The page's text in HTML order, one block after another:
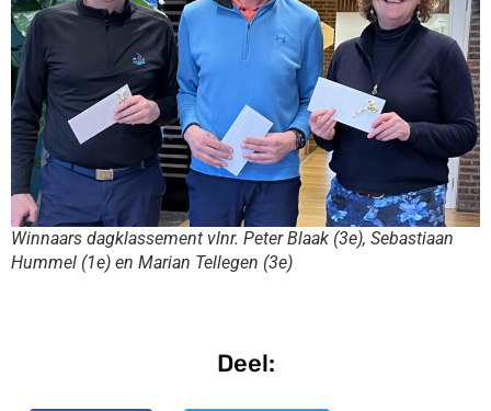
Winnaars dagklassement vlnr. Peter Blaak (3e), Sebastiaan
Hummel (1e) en Marian Tellegen (3e)
Deel: